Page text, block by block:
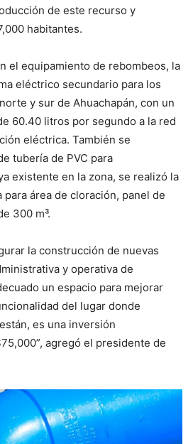
de este recurso y
habitantes.
el equipamiento de rebombeos, la
eléctrico secundario para los
y sur de Ahuachapán, con un
60.40 litros por segundo a la red
eléctrica. También se
tubería de PVC para
existente en la zona, se realizó la
área de cloración, panel de
300 m³.
la construcción de nuevas
y operativa de
un espacio para mejorar
del lugar donde
es una inversión
agregó el presidente de